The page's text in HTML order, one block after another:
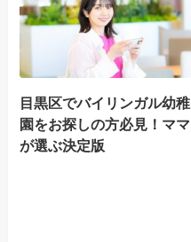
目黒区でバイリンガル幼稚
園をお探しの方必見！ママ
が選ぶ決定版